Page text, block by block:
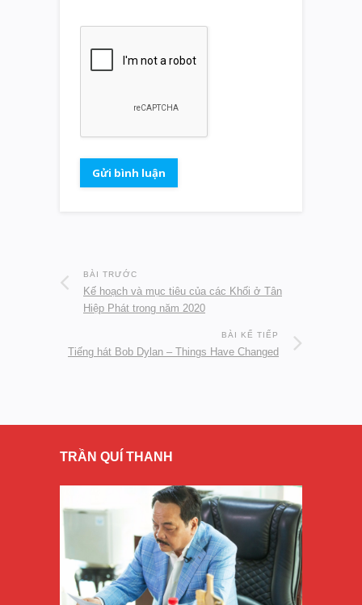
BÀI TRƯỚC
Kế hoạch và mục tiêu của các Khối ở Tân
Hiệp Phát trong năm 2020
BÀI KẾ TIẾP
Tiếng hát Bob Dylan – Things Have Changed
TRẦN QUÍ THANH